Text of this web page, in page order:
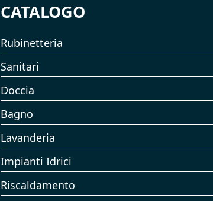
CATALOGO
Rubinetteria
Sanitari
Doccia
Bagno
Lavanderia
Impianti Idrici
Riscaldamento